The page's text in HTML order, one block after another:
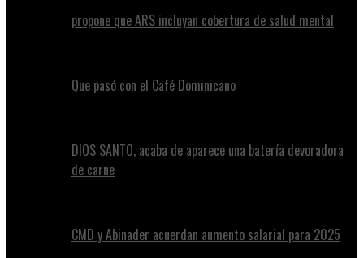
propone que ARS incluyan cobertura de salud mental
Que pasó con el Café Dominicano
DIOS SANTO, acaba de aparece una batería devoradora
de carne
CMD y Abinader acuerdan aumento salarial para 2025